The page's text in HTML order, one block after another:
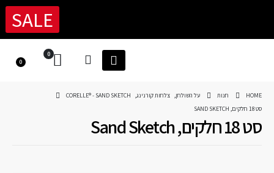
SALE
0
0
HOME חנות על השולחן, צלחות קורנינג,
CORELLE® - SAND SKETCH
סט 18 חלקים, SAND SKETCH
סט 18 חלקים, Sand Sketch